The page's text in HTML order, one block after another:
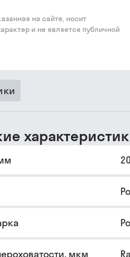
на сайте, носит
и не является публичной
20
мкм